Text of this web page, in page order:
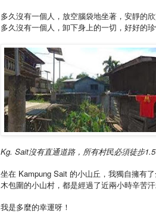
多久沒有一個人，放空腦袋地坐著，安靜的
多久沒有一個人，卸下身上的一切，好好的
Kg. Sait沒有直通道路，所有村民必須徒步1.5
坐在 Kampung Sait 的小山丘，我獨自擁有
木包圍的小山村，都是經過了近兩小時辛苦
我是多麼的幸運呀！